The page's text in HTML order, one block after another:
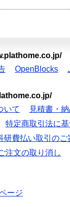
OpenBlocks
いて
見積書・
特定商取引法に
研費払い取引のご
注文の取り消し
ージ